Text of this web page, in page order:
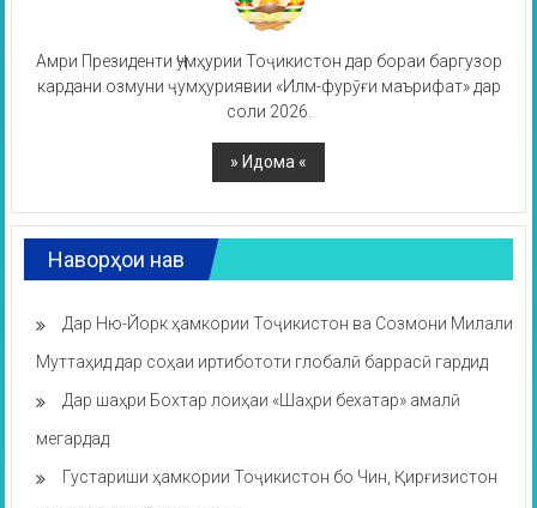
Амри Президенти Ҷумҳурии Тоҷикистон дар бораи баргузор
кардани озмуни ҷумҳуриявии «Илм-фурӯғи маърифат» дар
соли 2026.
Наворҳои нав
Дар Ню-Йорк ҳамкории Тоҷикистон ва Созмони Милали
Муттаҳид дар соҳаи иртибототи глобалӣ баррасӣ гардид
Дар шаҳри Бохтар лоиҳаи «Шаҳри бехатар» амалӣ
мегардад
Густариши ҳамкории Тоҷикистон бо Чин, Қирғизистон